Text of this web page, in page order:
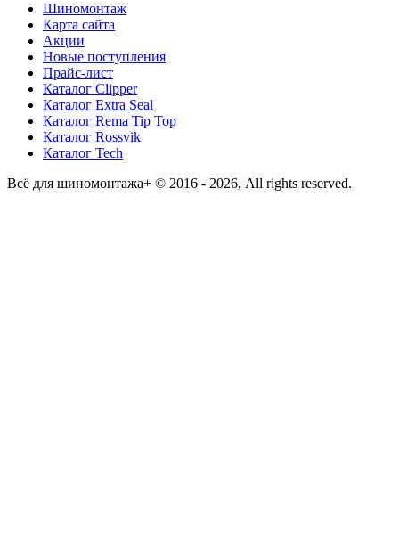
Шиномонтаж
Карта сайта
Акции
Новые поступления
Прайс-лист
Каталог Clipper
Каталог Extra Seal
Каталог Rema Tip Top
Каталог Rossvik
Каталог Tech
Всё для шиномонтажа+ © 2016 - 2026, All rights reserved.